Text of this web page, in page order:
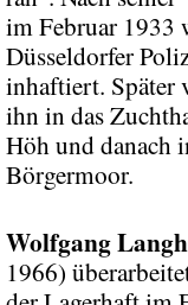
im Februar 1933
Düsseldorfer
inhaftiert. Später
ihn in das
Höh und danach
Börgermoor.
Wolfgang
1966)